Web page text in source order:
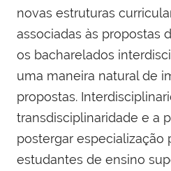
novas estruturas
associadas às propostas
os bacharelados
uma maneira natural de
propostas.
transdisciplinaridade e a
postergar especialização
estudantes de ensino